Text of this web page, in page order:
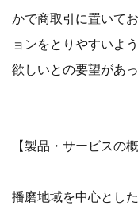
かで商取引に置いて
ョンをとりやすいよ
欲しいとの要望があっ
【製品・サービスの概
播磨地域を中心とし